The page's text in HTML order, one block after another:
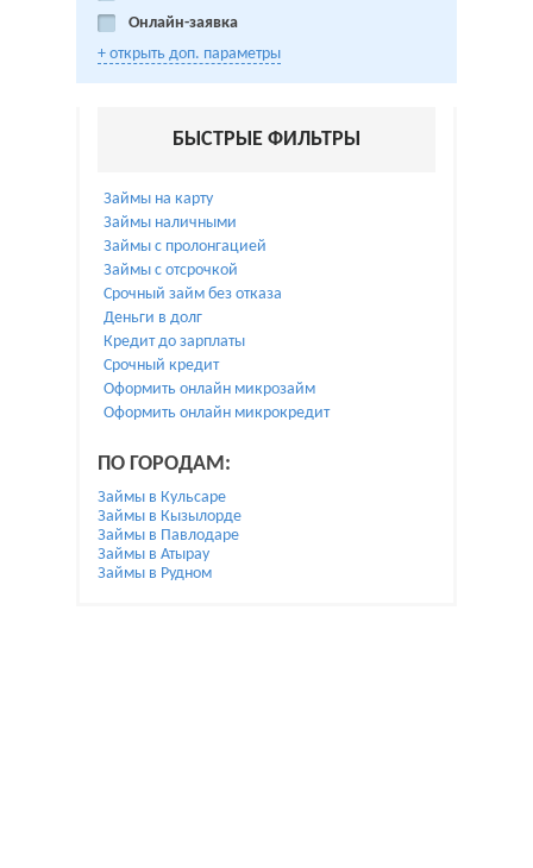
Онлайн-заявка
+ открыть доп. параметры
БЫСТРЫЕ ФИЛЬТРЫ
Займы на карту
Займы наличными
Займы с пролонгацией
Займы с отсрочкой
Срочный займ без отказа
Деньги в долг
Кредит до зарплаты
Срочный кредит
Оформить онлайн микрозайм
Оформить онлайн микрокредит
ПО ГОРОДАМ:
Займы в Кульсаре
Займы в Кызылорде
Займы в Павлодаре
Займы в Атырау
Займы в Рудном